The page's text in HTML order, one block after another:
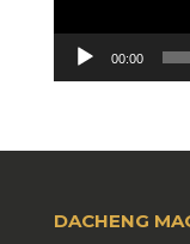
00:00
DACHENG